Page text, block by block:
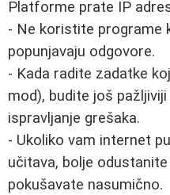
Platforme prate IP
- Ne koristite programe
popunjavaju odgovore.
- Kada radite zadatke
mod), budite još
ispravljanje grešaka.
- Ukoliko vam internet
učitava, bolje
pokušavate nasumično.